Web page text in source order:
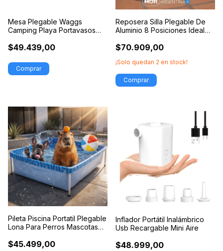
Mesa Plegable Waggs
Camping Playa Portavasos
$49.439,00
Comprar
Reposera Silla Plegable De
Aluminio 8 Posiciones Ideal
$70.909,00
¡Solo quedan 2 en stock!
Pileta Piscina Portatil Plegable
Lona Para Perros Mascotas
$45.499,00
Inflador Portátil Inalámbrico
Usb Recargable Mini Aire
$48.999,00